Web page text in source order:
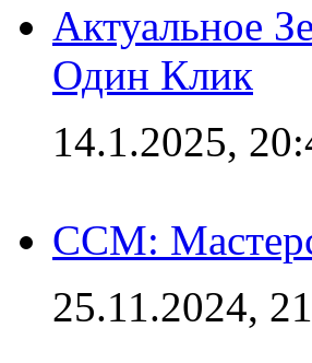
Актуальное
Один Клик
14.1.2025,
CCM:
25.11.2024,